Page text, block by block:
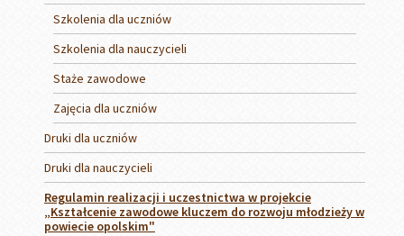
Szkolenia dla uczniów
Szkolenia dla nauczycieli
Staże zawodowe
Zajęcia dla uczniów
Druki dla uczniów
Druki dla nauczycieli
Regulamin realizacji i uczestnictwa w projekcie
„Kształcenie zawodowe kluczem do rozwoju młodzieży w
powiecie opolskim"